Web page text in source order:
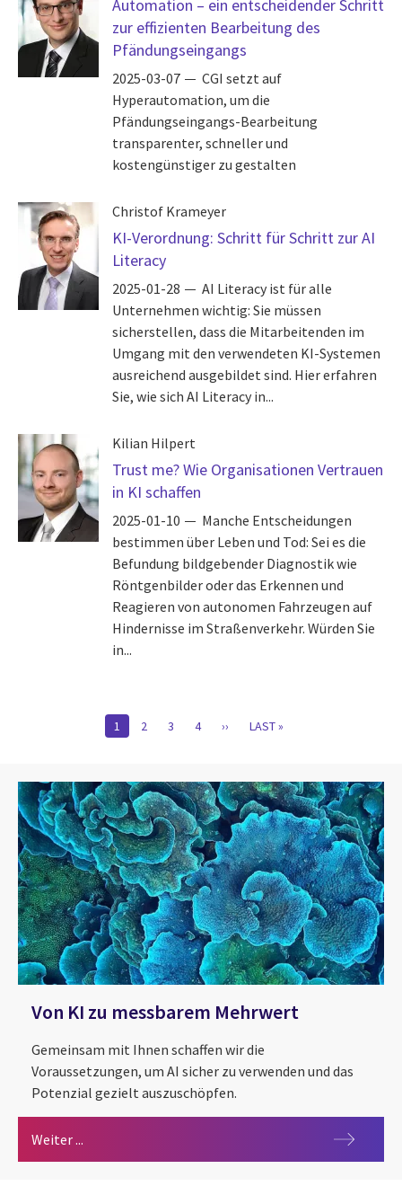
Automation – ein entscheidender Schritt
zur effizienten Bearbeitung des
Pfändungseingangs
2025-03-07
CGI setzt auf
Hyperautomation, um die
Pfändungseingangs-Bearbeitung
transparenter, schneller und
kostengünstiger zu gestalten
Christof Krameyer
KI-Verordnung: Schritt für Schritt zur AI
Literacy
2025-01-28
AI Literacy ist für alle
Unternehmen wichtig: Sie müssen
sicherstellen, dass die Mitarbeitenden im
Umgang mit den verwendeten KI-Systemen
ausreichend ausgebildet sind. Hier erfahren
Sie, wie sich AI Literacy in...
Kilian Hilpert
Trust me? Wie Organisationen Vertrauen
in KI schaffen
2025-01-10
Manche Entscheidungen
bestimmen über Leben und Tod: Sei es die
Befundung bildgebender Diagnostik wie
Röntgenbilder oder das Erkennen und
Reagieren von autonomen Fahrzeugen auf
Hindernisse im Straßenverkehr. Würden Sie
in...
CURRENT
1 PAGE
2 PAGE
3 PAGE
4
NÄCHSTE
››
LETZTE
LAST »
Von KI zu messbarem Mehrwert
Gemeinsam mit Ihnen schaffen wir die
Voraussetzungen, um AI sicher zu verwenden und das
Potenzial gezielt auszuschöpfen.
Weiter ...